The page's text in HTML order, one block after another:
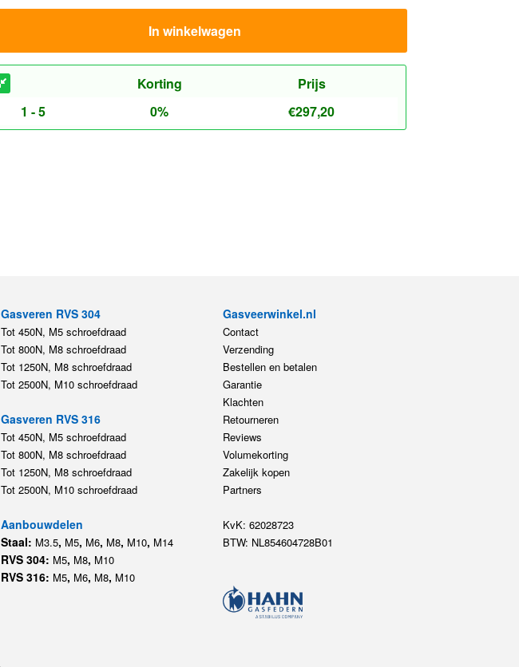
In winkelwagen
Korting
Prijs
1 - 5
0% €297,20
Gasveren RVS 304
Tot 450N, M5 schroefdraad
Tot 800N, M8 schroefdraad
Tot 1250N, M8 schroefdraad
Tot 2500N, M10 schroefdraad
Gasveren RVS 316
Tot 450N, M5 schroefdraad
Tot 800N, M8 schroefdraad
Tot 1250N, M8 schroefdraad
Tot 2500N, M10 schroefdraad
Aanbouwdelen
Staal: M3.5, M5, M6, M8, M10, M14
RVS 304: M5, M8, M10
RVS 316: M5, M6, M8, M10
Gasveerwinkel.nl
Contact
Verzending
Bestellen en betalen
Garantie
Klachten
Retourneren
Reviews
Volumekorting
Zakelijk kopen
Partners
KvK: 62028723
BTW: NL854604728B01